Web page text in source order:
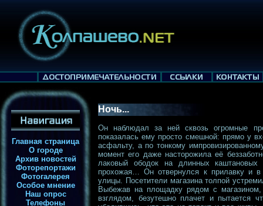
Главная страница
О городе
Архив новостей
Фоторепортажи
Фотогалерея
Особое мнение
Наш опрос
Телефоны
Ночь...
Он наблюдал за ней сквозь огромные
показалась ему просто смешной: прямо у
асфальту, а по тонкому
момент его даже насторожила её
лаковый ободок на длинных
прохожая… Он отвернулся к прилавку и
улицы. Посетители магазина толпой
Выбежав на площадку рядом с
взглядом, безутешно плачет и пытается